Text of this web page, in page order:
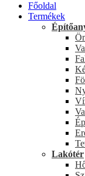
Főoldal
Termékek
Lakótér